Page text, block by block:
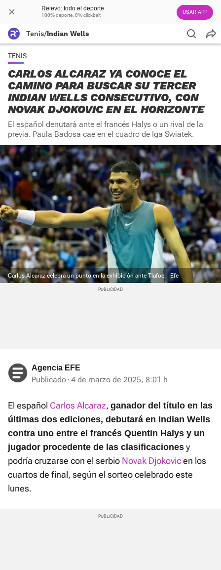
Relevo: todo el deporte
100% deporte. 0% clickbait USAR APP
Tenis/Indian Wells
TENIS
CARLOS ALCARAZ YA CONOCE EL
CAMINO PARA BUSCAR SU TERCER
INDIAN WELLS CONSECUTIVO, CON
NOVAK DJOKOVIC EN EL HORIZONTE
El español denutará ante el francés Halys o un rival de la
previa. Paula Badosa cae en el cuadro de Iga Swiatek.
Carlos Alcaraz celebra un punto en la exhibición ante Tiafoe. Efe
Agencia EFE
Publicado 4 de marzo de 2025, 8:01 h
El español Carlos Alcaraz, ganador del título en las
últimas dos ediciones, debutará en Indian Wells
contra uno entre el francés Quentin Halys y un
jugador procedente de las clasificaciones y
podría cruzarse con el serbio Novak Djokovicen los
cuartos de final, según el sorteo celebrado este
lunes.